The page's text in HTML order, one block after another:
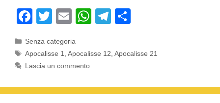
F
c
e
o
T
tt
er
E
ail
W
at
p
T
e
gr
m
n
di
Categorie
Senza categoria
Tag
Apocalisse 1,Apocalisse 12,Apocalisse 21
Lascia un commento